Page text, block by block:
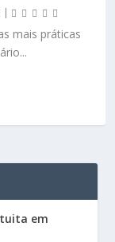
|
mais práticas
em